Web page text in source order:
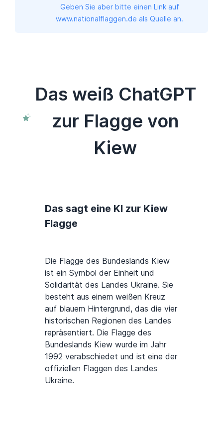
Geben Sie aber bitte einen Link auf
www.nationalflaggen.de als Quelle an.
Das weiß ChatGPT
zur Flagge von
Kiew
Das sagt eine KI zur Kiew
Flagge
Die Flagge des Bundeslands Kiew
ist ein Symbol der Einheit und
Solidarität des Landes Ukraine. Sie
besteht aus einem weißen Kreuz
auf blauem Hintergrund, das die vier
historischen Regionen des Landes
repräsentiert. Die Flagge des
Bundeslands Kiew wurde im Jahr
1992 verabschiedet und ist eine der
offiziellen Flaggen des Landes
Ukraine.